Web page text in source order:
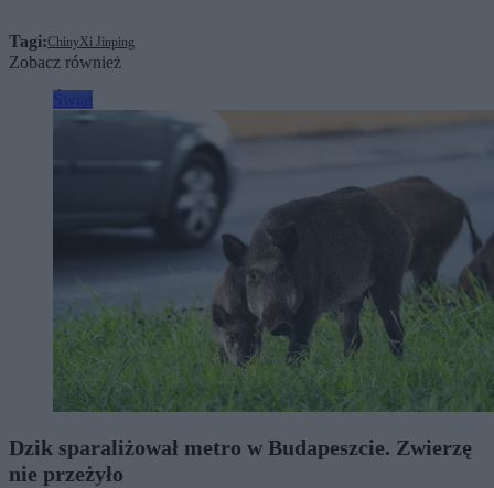
Tagi:ChinyXi Jinping
Zobacz również
Dzik sparaliżował metro w Budapeszcie. Zwierzę
nie przeżyło